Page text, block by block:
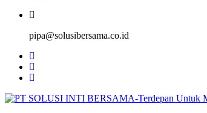
pipa@solusibersama.co.id